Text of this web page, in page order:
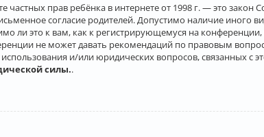
частных прав ребёнка в интернете от 1998 г. — это
согласие родителей. Допустимо наличие
ли это к вам, как к регистрирующемуся на
не может давать рекомендаций по правовым
и/или юридических вопросов, связанных с
силы..